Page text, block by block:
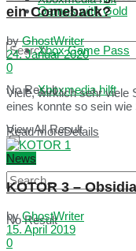
No Result
View All Result
Games with Gold
Xbox Game Pass
Xboxmedia hilft
No Result
ein Comeback?
by GhostWriter
24. Januar 2020
0
Viele, wirklich sehr viele
eines konnte so sein
Read moreDetails
News
KOTOR 3 –
by GhostWriter
15. April 2019
0